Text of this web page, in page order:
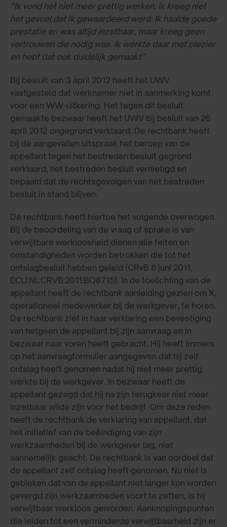
“Ik vond het niet meer prettig werken, ik kreeg niet
het gevoel dat ik gewaardeerd werd. Ik haalde goede
prestatie en was altijd inzetbaar, maar kreeg geen
vertrouwen die nodig was. Ik werkte daar met plezier
en hebt dat ook duidelijk gemaakt”.
Bij besluit van 3 april 2012 heeft het UWV
vastgesteld dat werknemer niet in aanmerking komt
voor een WW-uitkering. Het tegen dit besluit
gemaakte bezwaar heeft het UWV bij besluit van 26
april 2012 ongegrond verklaard. De rechtbank heeft
bij de aangevallen uitspraak het beroep van de
appellant tegen het bestreden besluit gegrond
verklaard, het bestreden besluit vernietigd en
bepaald dat de rechtsgevolgen van het bestreden
besluit in stand blijven.
De rechtbank heeft hiertoe het volgende overwogen.
Bij de beoordeling van de vraag of sprake is van
verwijtbare werkloosheid dienen alle feiten en
omstandigheden worden betrokken die tot het
ontslagbesluit hebben geleid (CRvB 8 juni 2011,
ECLI:NL:CRVB:2011:BQ8715). In de toelichting van de
appellant heeft de rechtbank aanleiding gezien om X,
operationeel medewerker bij de werkgever, te horen.
De rechtbank ziet in haar verklaring een bevestiging
van hetgeen de appellant bij zijn aanvraag en in
bezwaar naar voren heeft gebracht. Hij heeft immers
op het aanvraagformulier aangegeven dat hij zelf
ontslag heeft genomen nadat hij niet meer prettig
werkte bij de werkgever. In bezwaar heeft de
appellant gezegd dat hij na zijn terugkeer niet meer
inzetbaar wilde zijn voor het bedrijf. Om deze reden
heeft de rechtbank de verklaring van appellant, dat
het initiatief van de beëindiging van zijn
werkzaamheden bij de werkgever lag, niet
aannemelijk geacht. De rechtbank is van oordeel dat
de appellant zelf ontslag heeft genomen. Nu niet is
gebleken dat van de appellant niet langer kon worden
gevergd zijn werkzaamheden voort te zetten, is hij
verwijtbaar werkloos geworden. Aanknopingspunten
die leiden tot een verminderde verwijtbaarheid zijn er